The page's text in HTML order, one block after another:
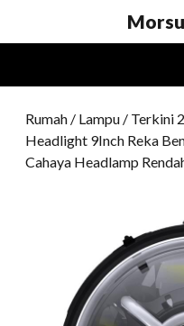
Rumah / Lampu / Terkini
Headlight 9Inch Reka
Cahaya Headlamp